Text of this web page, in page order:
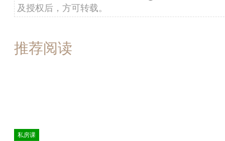
及授权后，方可转载。
推荐阅读
私房课